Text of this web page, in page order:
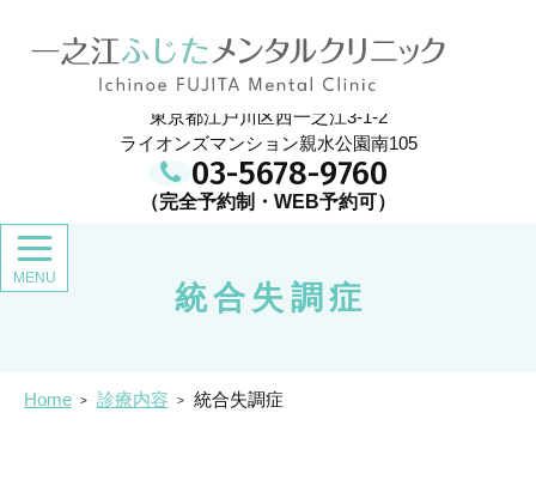
一之江ふじたメンタルクリニック
東京都江戸川区西一之江3-1-2
ライオンズマンション親水公園南105
03-5678-9760
Home 診療内容 統合失調症
統合失調症